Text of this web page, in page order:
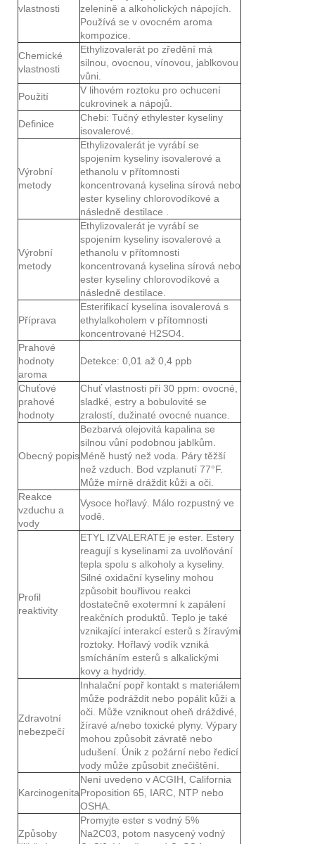
vlastnosti
zelenině a alkoholických nápojích.
Používá se v ovocném aroma
kompozice.
Chemické
vlastnosti
Ethylizovalerát po zředění má
silnou, ovocnou, vínovou, jablkovou
vůni.
Použití
V lihovém roztoku pro ochucení
cukrovinek a nápojů.
Definice
Chebi: Tučný ethylester kyseliny
isovalerové.
Výrobní
metody
Ethylizovalerát je vyrábí se
spojením kyseliny isovalerové a
ethanolu v přítomnosti
koncentrovaná kyselina sírová nebo
ester kyseliny chlorovodíkové a
následně destilace .
Výrobní
metody
Ethylizovalerát je vyrábí se
spojením kyseliny isovalerové a
ethanolu v přítomnosti
koncentrovaná kyselina sírová nebo
ester kyseliny chlorovodíkové a
následně destilace.
Příprava
Esterifikací kyselina isovalerová s
ethylalkoholem v přítomnosti
koncentrované H2SO4.
Prahové
hodnoty
aroma
Detekce: 0,01 až 0,4 ppb
Chuťové
prahové
hodnoty
Chuť vlastnosti při 30 ppm: ovocné,
sladké, estry a bobulovité se
zralostí, dužinaté ovocné nuance.
Obecný popis
Bezbarvá olejovitá kapalina se
silnou vůní podobnou jablkům.
Méně hustý než voda. Páry těžší
než vzduch. Bod vzplanutí 77°F.
Může mírně dráždit kůži a oči.
Reakce
vzduchu a
vody
Vysoce hořlavý. Málo rozpustný ve
vodě.
Profil
reaktivity
ETYL IZVALERATE je ester. Estery
reagují s kyselinami za uvolňování
tepla spolu s alkoholy a kyseliny.
Silné oxidační kyseliny mohou
způsobit bouřlivou reakci
dostatečně exotermní k zapálení
reakčních produktů. Teplo je také
vznikající interakcí esterů s žíravými
roztoky. Hořlavý vodík vzniká
smícháním esterů s alkalickými
kovy a hydridy.
Zdravotní
nebezpečí
Inhalační popř kontakt s materiálem
může podráždit nebo popálit kůži a
oči. Může vzniknout oheň dráždivé,
žíravé a/nebo toxické plyny. Výpary
mohou způsobit závratě nebo
udušení. Únik z požární nebo ředicí
vody může způsobit znečištění.
Karcinogenita
Není uvedeno v ACGIH, California
Proposition 65, IARC, NTP nebo
OSHA.
Způsoby
Promyjte ester s vodný 5%
Na2C03, potom nasycený vodný